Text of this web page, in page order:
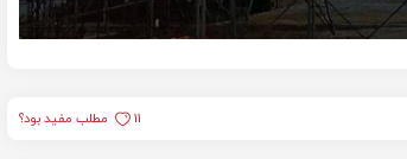
11 مطلب مفید بود؟